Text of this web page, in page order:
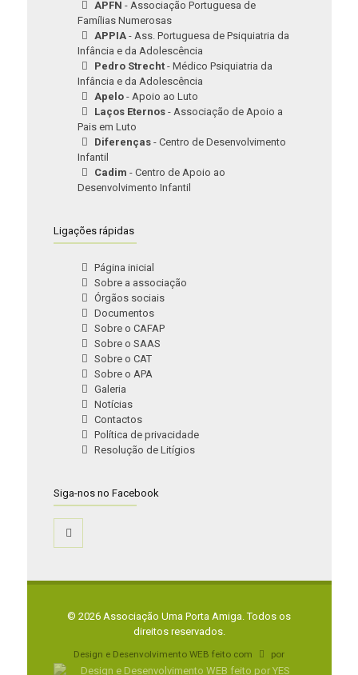
APFN - Associação Portuguesa de
Famílias Numerosas
APPIA - Ass. Portuguesa de Psiquiatria da
Infância e da Adolescência
Pedro Strecht - Médico Psiquiatria da
Infância e da Adolescência
Apelo - Apoio ao Luto
Laços Eternos - Associação de Apoio a
Pais em Luto
Diferenças - Centro de Desenvolvimento
Infantil
Cadim - Centro de Apoio ao
Desenvolvimento Infantil
Ligações rápidas
Página inicial
Sobre a associação
Órgãos sociais
Documentos
Sobre o CAFAP
Sobre o SAAS
Sobre o CAT
Sobre o APA
Galeria
Notícias
Contactos
Política de privacidade
Resolução de Litígios
Siga-nos no Facebook
© 2026 Associação Uma Porta Amiga. Todos os
direitos reservados.
Design e Desenvolvimento WEB feito com por